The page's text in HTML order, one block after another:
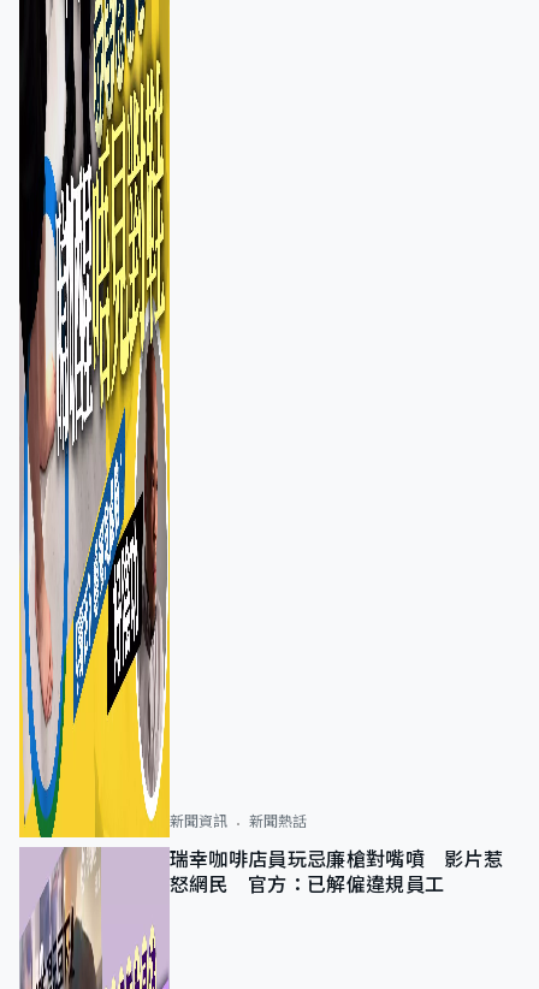
新聞資訊 新聞熱話
瑞幸咖啡店員玩忌廉槍對嘴噴 影片惹
怒網民 官方：已解僱違規員工